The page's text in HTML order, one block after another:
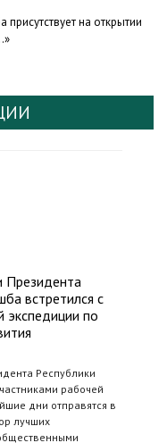
на открытии
Президента
встретился с
экспедиции по
Республики
рабочей
дни отправятся в
лучших